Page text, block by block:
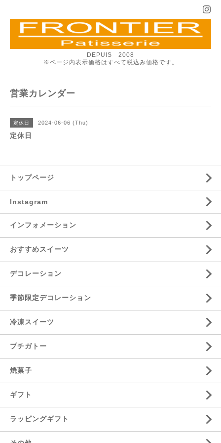
DEPUIS 2008
※ページ内表示価格はすべて税込み価格です。
営業カレンダー
定休日 2024-06-06 (Thu)
定休日
トップページ
Instagram
インフォメーション
おすすめスイーツ
デコレーション
季節限定デコレーション
冷凍スイーツ
プチガトー
焼菓子
ギフト
ラッピングギフト